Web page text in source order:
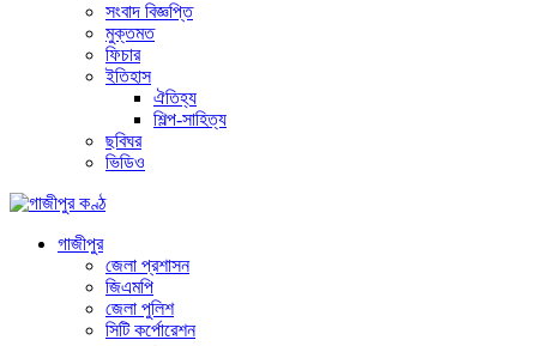
সংবাদ বিজ্ঞপ্তি
মুক্তমত
ফিচার
ইতিহাস
ঐতিহ্য
শিল্প-সাহিত্য
ছবিঘর
ভিডিও
গাজীপুর
জেলা প্রশাসন
জিএমপি
জেলা পুলিশ
সিটি কর্পোরেশন